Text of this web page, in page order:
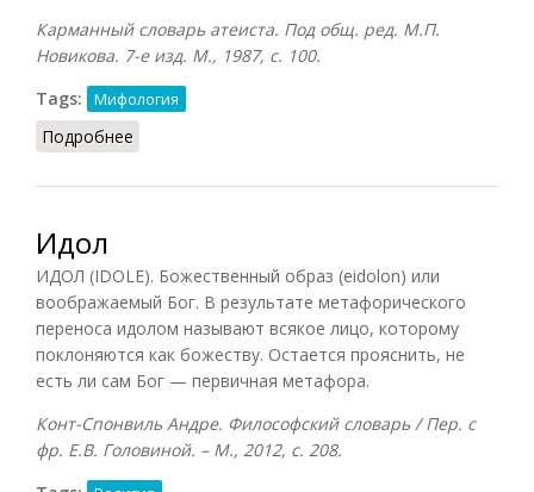
Карманный словарь атеиста. Под общ. ред. М.П.
Новикова. 7-е изд. М., 1987, с. 100.
Tags:
Мифология
Подробнее
Идол
ИДОЛ (IDOLE). Божественный образ (eidolon) или
воображаемый Бог. В результате метафорического
переноса идолом называют всякое лицо, которому
поклоняются как божеству. Остается прояснить, не
есть ли сам Бог — первичная метафора.
Конт-Спонвиль Андре. Философский словарь / Пер. с
фр. Е.В. Головиной. – М., 2012, с. 208.